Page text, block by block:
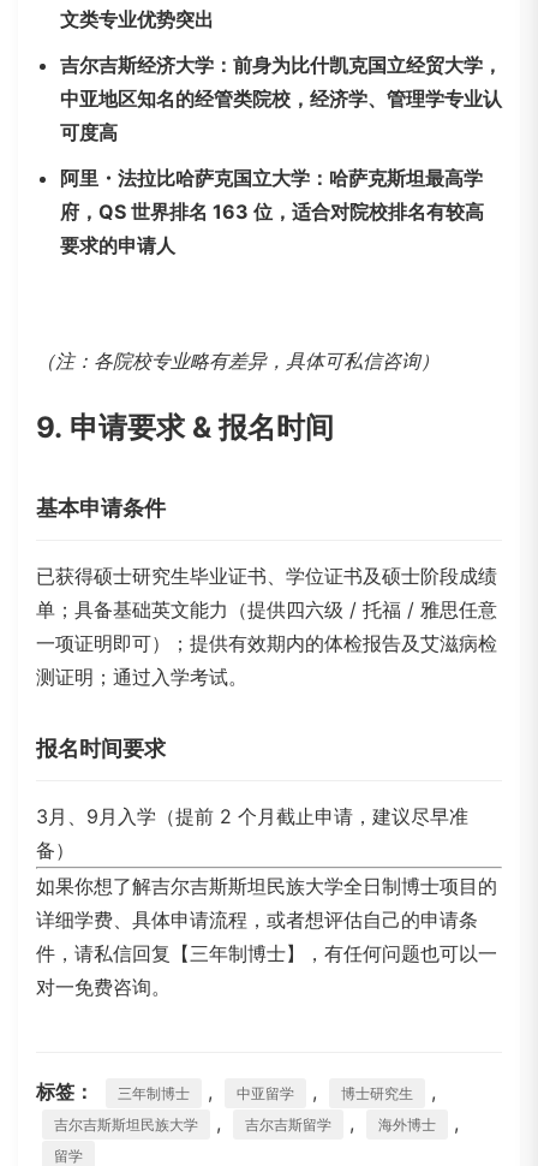
文类专业优势突出
吉尔吉斯经济大学：前身为比什凯克国立经贸大学，
中亚地区知名的经管类院校，经济学、管理学专业认
可度高
阿里・法拉比哈萨克国立大学：哈萨克斯坦最高学
府，QS 世界排名 163 位，适合对院校排名有较高
要求的申请人
（注：各院校专业略有差异，具体可私信咨询）
9. 申请要求 & 报名时间
基本申请条件
已获得硕士研究生毕业证书、学位证书及硕士阶段成绩
单；具备基础英文能力（提供四六级 / 托福 / 雅思任意
一项证明即可）；提供有效期内的体检报告及艾滋病检
测证明；通过入学考试。
报名时间要求
3月、9月入学（提前 2 个月截止申请，建议尽早准
备）
如果你想了解吉尔吉斯斯坦民族大学全日制博士项目的
详细学费、具体申请流程，或者想评估自己的申请条
件，请私信回复【三年制博士】，有任何问题也可以一
对一免费咨询。
标签： 三年制博士 , 中亚留学 , 博士研究生 ,
吉尔吉斯斯坦民族大学 , 吉尔吉斯留学 , 海外博士 ,
留学